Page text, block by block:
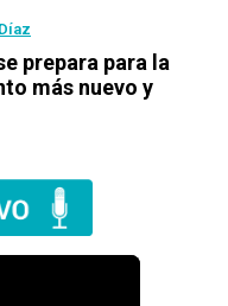
prepara para la
más nuevo y